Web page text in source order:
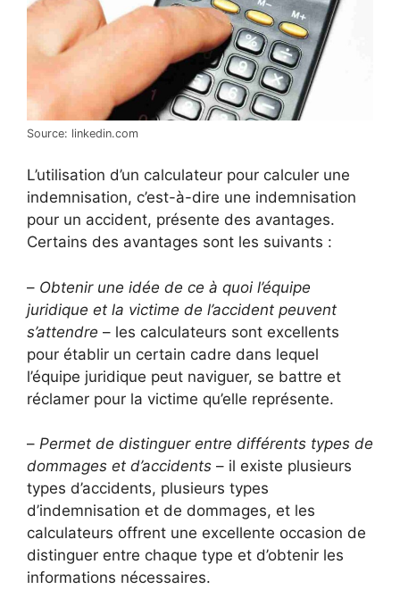
Source: linkedin.com
L’utilisation d’un calculateur pour calculer une
indemnisation, c’est-à-dire une indemnisation
pour un accident, présente des avantages.
Certains des avantages sont les suivants :
– Obtenir une idée de ce à quoi l’équipe
juridique et la victime de l’accident peuvent
s’attendre – les calculateurs sont excellents
pour établir un certain cadre dans lequel
l’équipe juridique peut naviguer, se battre et
réclamer pour la victime qu’elle représente.
– Permet de distinguer entre différents types de
dommages et d’accidents – il existe plusieurs
types d’accidents, plusieurs types
d’indemnisation et de dommages, et les
calculateurs offrent une excellente occasion de
distinguer entre chaque type et d’obtenir les
informations nécessaires.